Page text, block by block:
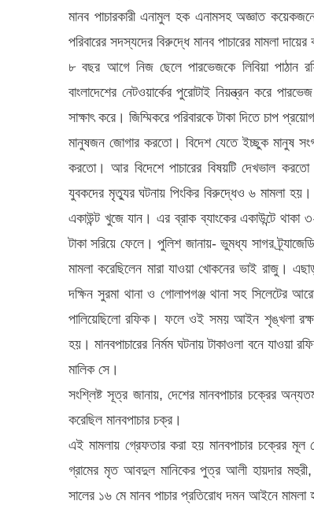
মানব পাচারকারী এনামুল হক এনামসহ অজ্ঞাত
পরিবারের সদস্যদের বিরুদ্ধে মানব পাচারের মামলা
৮ বছর আগে নিজ ছেলে পারভেজকে লিবিয়া পাঠান
বাংলাদেশের নেটওয়ার্কের পুরোটাই নিয়ন্ত্রন করে
সাক্ষাৎ করে। জিম্মিকরে পরিবারকে টাকা দিতে চাপ
মানুষজন জোগার করতো। বিদেশ যেতে ইচ্ছুক মানুষ
করতো। আর বিদেশে পাচারের বিষয়টি দেখভাল
যুবকদের মৃত্যুর ঘটনায় পিংকির বিরুদ্ধেও ৬ মামলা
একাউন্ট খুজে যান। এর ব্রাক ব্যাংকের একাউন্টে
টাকা সরিয়ে ফেলে। পুলিশ জানায়- ভুমধ্য সাগর
মামলা করেছিলেন মারা যাওয়া খোকনের ভাই রাজু।
দক্ষিন সুরমা থানা ও গোলাপগঞ্জ থানা সহ সিলেটের
পালিয়েছিলো রফিক। ফলে ওই সময় আইন শৃঙ্খলা
হয়। মানবপাচারের নির্মম ঘটনায় টাকাওলা বনে যাওয়া
মালিক সে।
সংশ্লিষ্ট সূত্র জানায়, দেশের মানবপাচার চক্রের
করেছিল মানবপাচার চক্র।
এই মামলায় গ্রেফতার করা হয় মানবপাচার চক্রের
গ্রামের মৃত আবদুল মানিকের পুত্র আলী হায়দার
সালের ১৬ মে মানব পাচার প্রতিরোধ দমন আইনে